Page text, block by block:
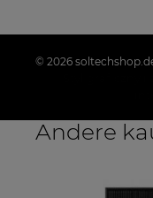
© 2026
Andere